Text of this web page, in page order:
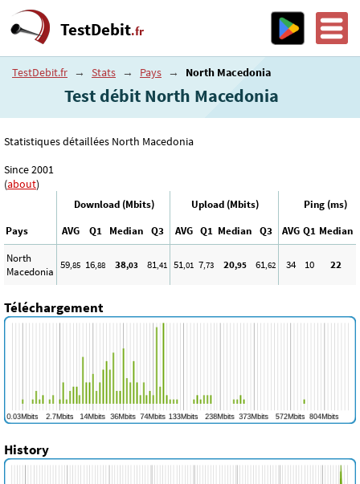
TestDebit.fr
TestDebit.fr → Stats → Pays → North Macedonia
Test débit North Macedonia
Statistiques détaillées North Macedonia
Since 2001
(about)
Download (Mbits) Upload (Mbits)
Ping (ms)
Pays
AVG Q1 Median Q3 AVG Q1 Median Q3 AVG Q1 Median
North
Macedonia
59,85 16,88 38,03 81,41 51,01 7,73 20,95 61,62 34 10 22
Téléchargement
History